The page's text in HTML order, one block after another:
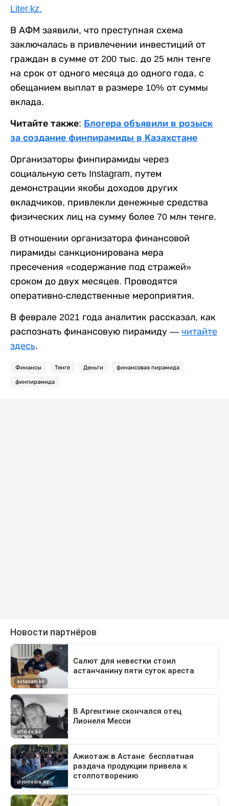
Liter.kz.
В АФМ заявили, что преступная схема
заключалась в привлечении инвестиций от
граждан в сумме от 200 тыс. до 25 млн тенге
на срок от одного месяца до одного года, с
обещанием выплат в размере 10% от суммы
вклада.
Читайте также: Блогера объявили в розыск
за создание финпирамиды в Казахстане
Организаторы финпирамиды через
социальную сеть Instagram, путем
демонстрации якобы доходов других
вкладчиков, привлекли денежные средства
физических лиц на сумму более 70 млн тенге.
В отношении организатора финансовой
пирамиды санкционирована мера
пресечения «содержание под стражей»
сроком до двух месяцев. Проводятся
оперативно-следственные мероприятия.
В феврале 2021 года аналитик рассказал, как
распознать финансовую пирамиду — читайте
здесь.
Финансы Тенге Деньги финансовая пирамида
финпирамида